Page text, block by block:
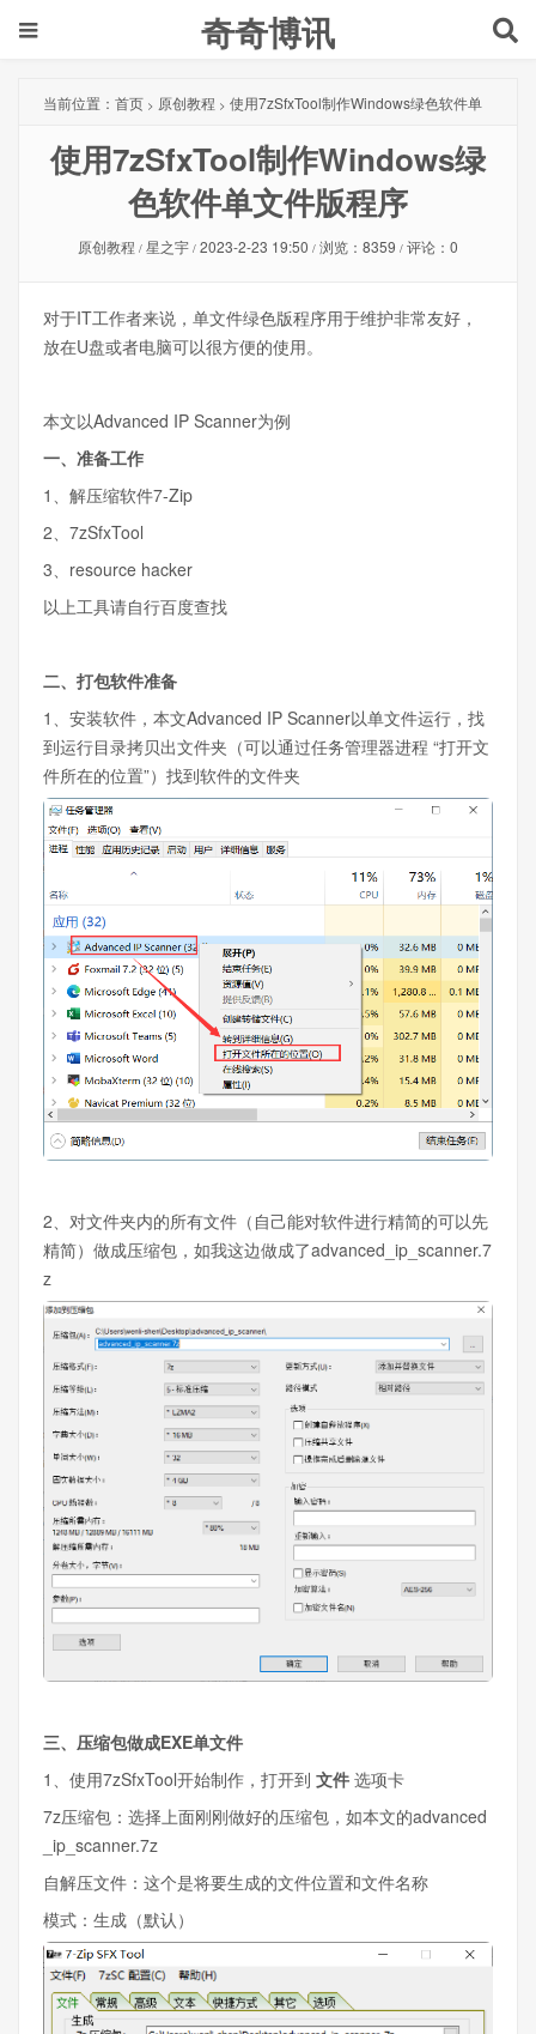
奇奇博讯
当前位置： 首页 > 原创教程 > 使用7zSfxTool制作Windows绿色软件单
文件版程序
使用7zSfxTool制作Windows绿
色软件单文件版程序
原创教程 / 星之宇 / 2023-2-23 19:50 / 浏览：8359 / 评论：0
对于IT工作者来说，单文件绿色版程序用于维护非常友好，
放在U盘或者电脑可以很方便的使用。
本文以Advanced IP Scanner为例
一、准备工作
1、解压缩软件7-Zip
2、7zSfxTool
3、resource hacker
以上工具请自行百度查找
二、打包软件准备
1、安装软件，本文Advanced IP Scanner以单文件运行，找
到运行目录拷贝出文件夹（可以通过任务管理器进程 “打开文
件所在的位置”）找到软件的文件夹
2、对文件夹内的所有文件（自己能对软件进行精简的可以先
精简）做成压缩包，如我这边做成了advanced_ip_scanner.7
z
三、压缩包做成EXE单文件
1、使用7zSfxTool开始制作，打开到 文件 选项卡
7z压缩包：选择上面刚刚做好的压缩包，如本文的advanced
_ip_scanner.7z
自解压文件：这个是将要生成的文件位置和文件名称
模式：生成（默认）